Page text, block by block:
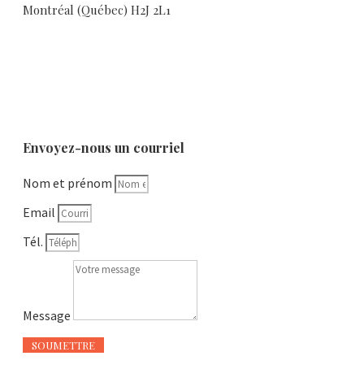
Montréal (Québec) H2J 2L1
Envoyez-nous un courriel
Nom et prénom
Email
Tél.
Message
SOUMETTRE